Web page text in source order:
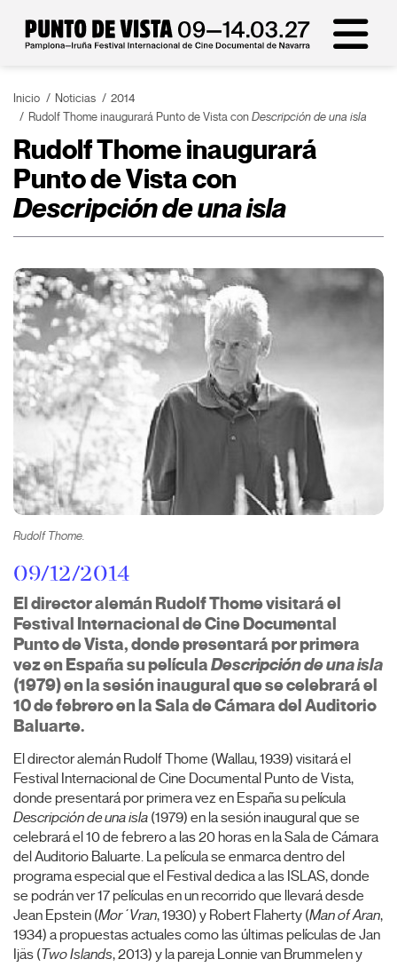
Inicio Noticias
2014
Rudolf Thome inaugurará Punto de Vista conDescripción de una isla
Rudolf Thome inaugurará
Punto de Vista con
Descripción de una isla
Rudolf Thome.
09/12/2014
El director alemán Rudolf Thome visitará el
Festival Internacional de Cine Documental
Punto de Vista, donde presentará por primera
vez en España su películaDescripción de una isla
(1979) en la sesión inaugural que se celebrará el
10 de febrero en la Sala de Cámara del Auditorio
Baluarte.
El director alemán Rudolf Thome (Wallau, 1939) visitará el
Festival Internacional de Cine Documental Punto de Vista,
donde presentará por primera vez en España su película
Descripción de una isla (1979) en la sesión inaugural que se
celebrará el 10 de febrero a las 20 horas en la Sala de Cámara
del Auditorio Baluarte. La película se enmarca dentro del
programa especial que el Festival dedica a las ISLAS, donde
se podrán ver 17 películas en un recorrido que llevará desde
Jean Epstein (Mor´Vran, 1930) y Robert Flaherty (Man of Aran,
1934) a propuestas actuales como las últimas películas de Jan
Ijäs (Two Islands, 2013) y la pareja Lonnie van Brummelen y